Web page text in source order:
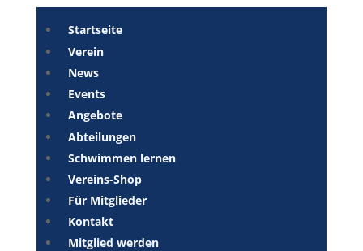
Startseite
Verein
News
Events
Angebote
Abteilungen
Schwimmen lernen
Vereins-Shop
Für Mitglieder
Kontakt
Mitglied werden